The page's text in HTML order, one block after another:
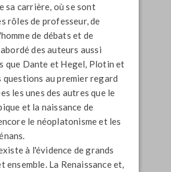
sa carrière, où se sont
rôles de professeur, de
de débats et de
des auteurs aussi
que Dante et Hegel, Plotin et
questions au premier regard
les unes des autres que le
et la naissance de
le néoplatonisme et les
à l'évidence de grands
ensemble. La Renaissance et,